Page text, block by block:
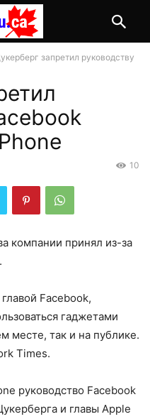
запретил руководству
10
компании принял из-за
Facebook,
гаджетами
месте, так и на публике.
Times.
руководство Facebook
и главы Apple